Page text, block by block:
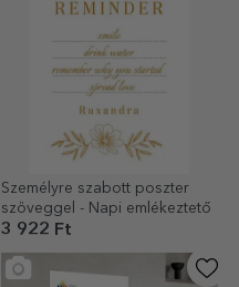
Személyre szabott poszter
szöveggel - Napi emlékeztető
3 922 Ft